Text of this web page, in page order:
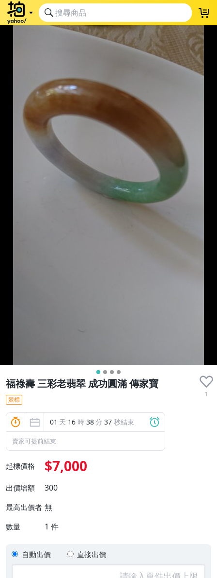
福祿壽 三彩老翡翠 成功圓滿 傳家寶
1
競標
01 天 16 時 38分 36 秒結束
賣家可提前結束
起標價格 $7,000
出價增額 300
最高出價者 無
數量 1 件
自動出價 直接出價